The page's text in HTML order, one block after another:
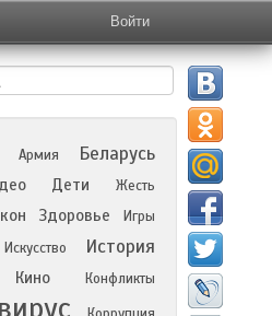
Войти
Армия Беларусь
Дети
Жесть
Здоровье Игры
Искусство История
Кино Конфликты